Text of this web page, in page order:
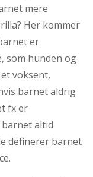
mere
Her kommer
er
som hunden og
voksent,
barnet aldrig
fx er
barnet altid
definerer barnet